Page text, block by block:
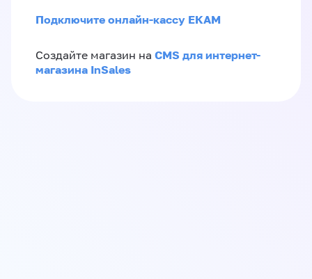
Подключите онлайн-кассу ЕКАМ
Создайте магазин на CMS для интернет-
магазина InSales